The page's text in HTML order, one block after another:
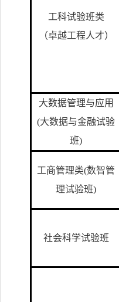
工科试验班类
（卓越工程人才）
大数据管理与应用
(大数据与金融试验
班)
工商管理类(数智管
理试验班)
社会科学试验班